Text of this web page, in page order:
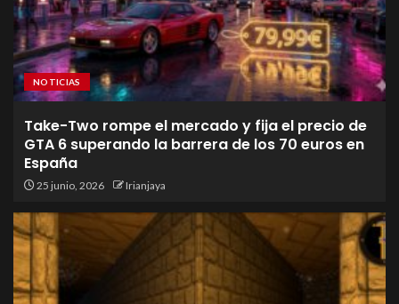
NOTICIAS
Take-Two rompe el mercado y fija el precio de
GTA 6 superando la barrera de los 70 euros en
España
25 junio, 2026 Irianjaya